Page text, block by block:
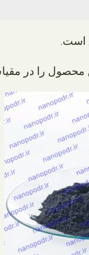
است.
را در مقیاس